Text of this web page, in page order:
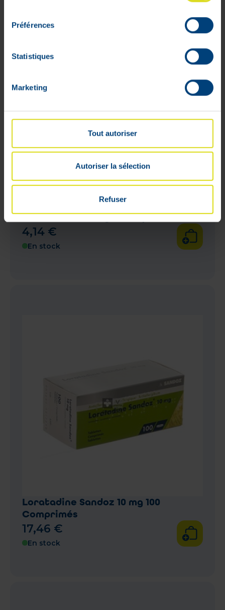
Préférences
Statistiques
Marketing
Tout autoriser
Autoriser la sélection
Refuser
Ceti Sandoz 10 mg 7 Comprimés
4,14 €
En stock
Loratadine Sandoz 10 mg 100
Comprimés
17,46 €
En stock